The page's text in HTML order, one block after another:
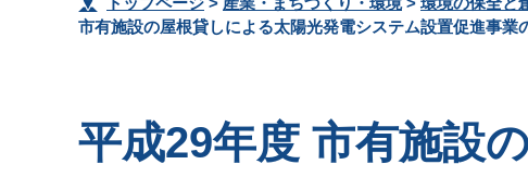
市有施設の屋根貸しによる太陽光発電システム設置促進事業
平成29年度 市有施設